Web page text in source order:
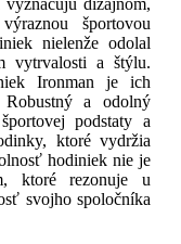
športovou
nielenže odolal
vytrvalosti a štýlu.
Ironman je ich
a odolný
podstaty a
ktoré vydržia
hodiniek nie je
ktoré rezonuje u
svojho spoločníka